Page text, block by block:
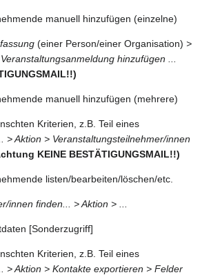
manuell hinzufügen (einzelne)
(einer Person/einer Organisation) >
hinzufügen ...
manuell hinzufügen (mehrere)
Kriterien, z.B. Teil eines
> Aktion > Veranstaltungsteilnehmer/innen
KEINE BESTÄTIGUNGSMAIL!!)
listen/bearbeiten/löschen/etc.
innen finden... > Aktion > ...
[Sonderzugriff]
Kriterien, z.B. Teil eines
> Aktion > Kontakte exportieren > Felder